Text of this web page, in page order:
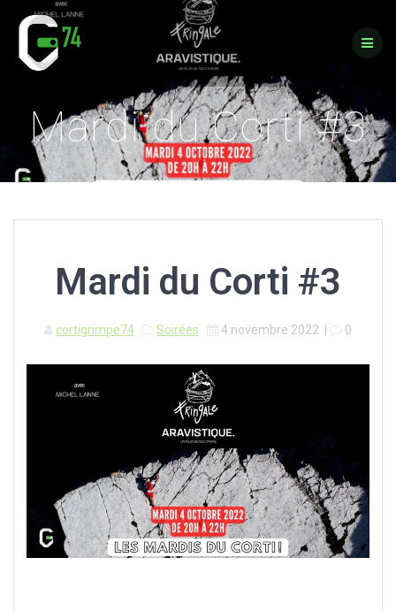
Passer
au
contenu
Mardi du Corti #3
Mardi du Corti #3
cortigrimpe74 Soirées 4 novembre 2022 0